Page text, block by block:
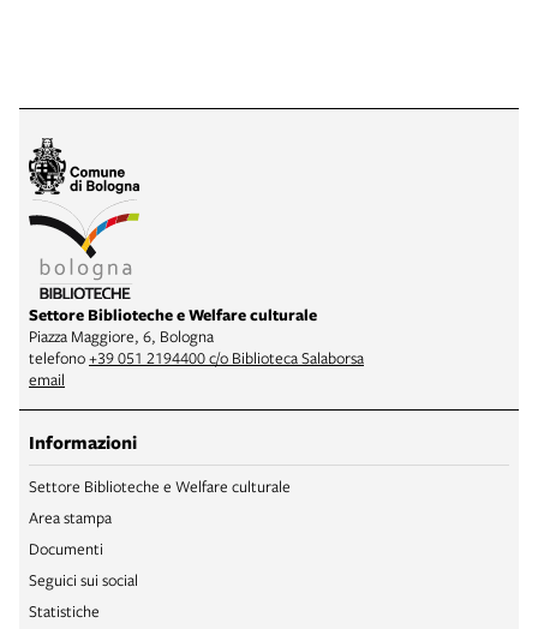
Settore Biblioteche e Welfare culturale
Piazza Maggiore, 6, Bologna
telefono+39 051 2194400 c/o Biblioteca Salaborsa
email
Informazioni
Settore Biblioteche e Welfare culturale
Area stampa
Documenti
Seguici sui social
Statistiche